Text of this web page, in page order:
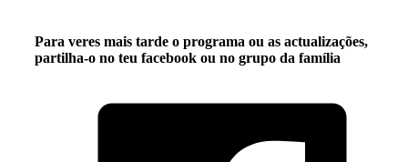
Para veres mais tarde o programa ou as actualizações,
partilha-o no teu facebook ou no grupo da família